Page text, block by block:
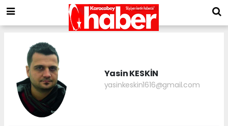
Yasin KESKİN
yasinkeskin1616@gmail.com